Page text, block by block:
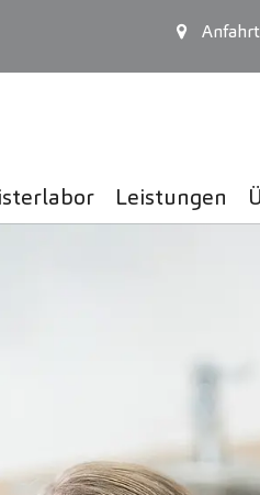
Anfahrt
Leistungen